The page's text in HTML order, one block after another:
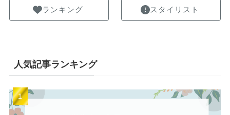
ランキング スタイリスト
人気記事ランキング